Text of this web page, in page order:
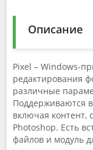
Описание
Pixel – Windows-
редактирования
различные
Поддерживаются
включая контент,
Photoshop. Есть
файлов и модуль